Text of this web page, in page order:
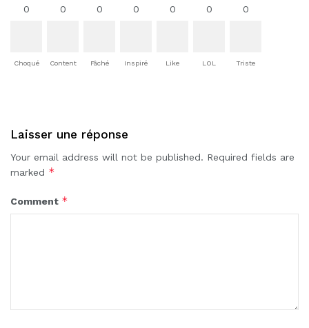
0
Choqué
0
Content
0
Fâché
0
Inspiré
0
Like
0
LOL
0
Triste
Laisser une réponse
Your email address will not be published. Required fields are
marked *
Comment *